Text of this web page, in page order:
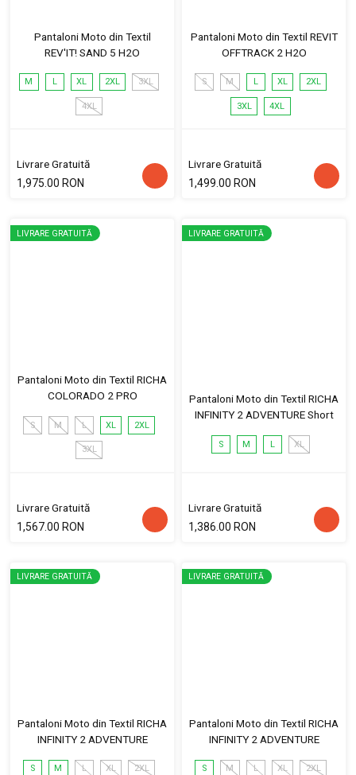
Pantaloni Moto din Textil
REV'IT! SAND 5 H2O
M L XL 2XL 3XL
4XL
Livrare Gratuită
1,975.00 RON
Pantaloni Moto din Textil REVIT
OFFTRACK 2 H2O
S M L XL 2XL
3XL 4XL
Livrare Gratuită
1,499.00 RON
LIVRARE GRATUITĂ
Pantaloni Moto din Textil RICHA
COLORADO 2 PRO
S M L XL 2XL
3XL
Livrare Gratuită
1,567.00 RON
LIVRARE GRATUITĂ
Pantaloni Moto din Textil RICHA
INFINITY 2 ADVENTURE Short
S M L XL
Livrare Gratuită
1,386.00 RON
LIVRARE GRATUITĂ
Pantaloni Moto din Textil RICHA
INFINITY 2 ADVENTURE
S M L XL 2XL
LIVRARE GRATUITĂ
Pantaloni Moto din Textil RICHA
INFINITY 2 ADVENTURE
S M L XL 2XL